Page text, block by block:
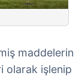
maddelerin
olarak işlenip